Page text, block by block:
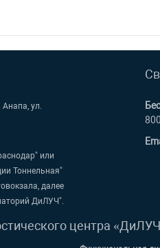
Анапа, ул.
или
Тоннельная"
далее
ДиЛУЧ".
центра